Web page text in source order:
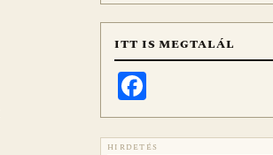
ITT IS MEGTALÁL
HIRDETÉS